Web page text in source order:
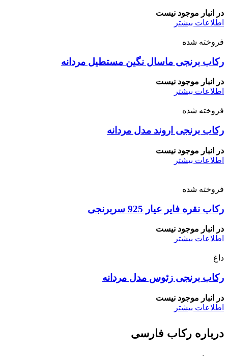
در انبار موجود نیست
اطلاعات بیشتر
فروخته شده
رکاب برنجی ماسال نگین مستطیل مردانه
در انبار موجود نیست
اطلاعات بیشتر
فروخته شده
رکاب برنجی اروند مدل مردانه
در انبار موجود نیست
اطلاعات بیشتر
فروخته شده
رکاب نقره فایر عیار 925 سربرنجی
در انبار موجود نیست
اطلاعات بیشتر
داغ
رکاب برنجی زئوس مدل مردانه
در انبار موجود نیست
اطلاعات بیشتر
درباره رکاب فارسی